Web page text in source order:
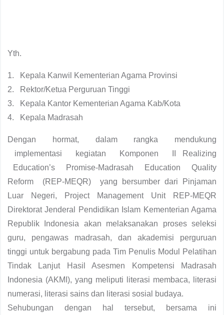
Yth.
1. Kepala Kanwil Kementerian Agama Provinsi
2. Rektor/Ketua Perguruan Tinggi
3. Kepala Kantor Kementerian Agama Kab/Kota
4. Kepala Madrasah
Dengan hormat, dalam rangka mendukung
implementasi kegiatan Komponen II Realizing
Education’s Promise-Madrasah Education Quality
Reform (REP-MEQR) yang bersumber dari Pinjaman
Luar Negeri, Project Management Unit REP-MEQR
Direktorat Jenderal Pendidikan Islam Kementerian Agama
Republik Indonesia akan melaksanakan proses seleksi
guru, pengawas madrasah, dan akademisi perguruan
tinggi untuk bergabung pada Tim Penulis Modul Pelatihan
Tindak Lanjut Hasil Asesmen Kompetensi Madrasah
Indonesia (AKMI), yang meliputi literasi membaca, literasi
numerasi, literasi sains dan literasi sosial budaya.
Sehubungan dengan hal tersebut, bersama ini